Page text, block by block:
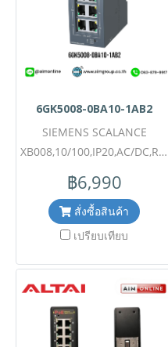
6GK5008-0BA10-1AB2
SIEMENS SCALANCE
XB008,10/100,IP20,AC/DC,RJ45
ราคาพิเศษและสอบถามข้อมูล
เพิ่มเติมติดต่อ Mobile : 063-
879-9917Line ID :
5290 (สินค้ายังไม่รวมภาษี
มูลค่าเพิ่ม,ค่าขนส่ง ,ราคาอาจมี
การเปลี่ยนแปลงได้ โดยไม่แจ้ง
ให้ทราบล่วงหน้า) #SI
฿6,990
สั่งซื้อสินค้า
เปรียบเทียบ